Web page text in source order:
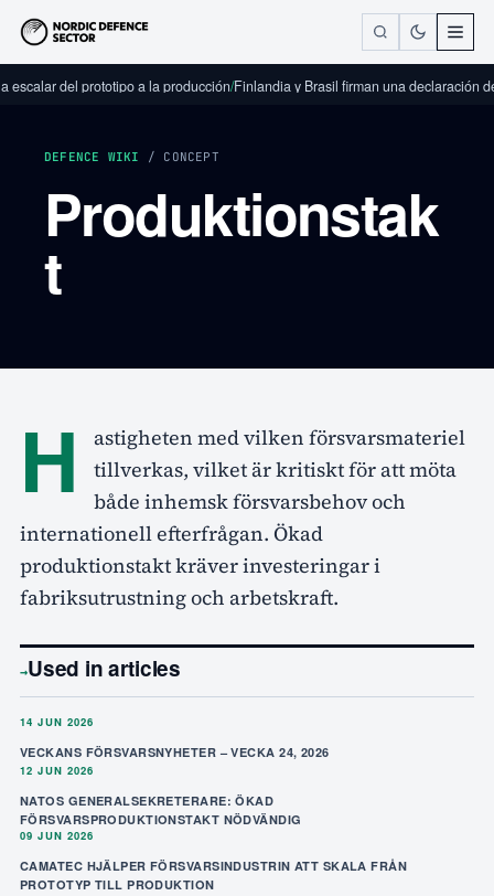
del prototipo a la producción/Finlandia y Brasil firman una declaración
DEFENCE WIKI / CONCEPT
Produktionstak
t
H
astigheten med vilken försvarsmateriel
tillverkas, vilket är kritiskt för att möta
både inhemsk försvarsbehov och
internationell efterfrågan. Ökad
produktionstakt kräver investeringar i
fabriksutrustning och arbetskraft.
→Used in articles
14 JUN 2026
VECKANS FÖRSVARSNYHETER – VECKA 24, 2026
12 JUN 2026
NATOS GENERALSEKRETERARE: ÖKAD
FÖRSVARSPRODUKTIONSTAKT NÖDVÄNDIG
09 JUN 2026
CAMATEC HJÄLPER FÖRSVARSINDUSTRIN ATT SKALA FRÅN
PROTOTYP TILL PRODUKTION